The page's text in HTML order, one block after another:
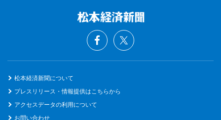
松本経済新聞について
プレスリリース・情報提供はこちらから
アクセスデータの利用について
お問い合わせ